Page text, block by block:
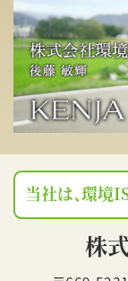
当社は、環境
株